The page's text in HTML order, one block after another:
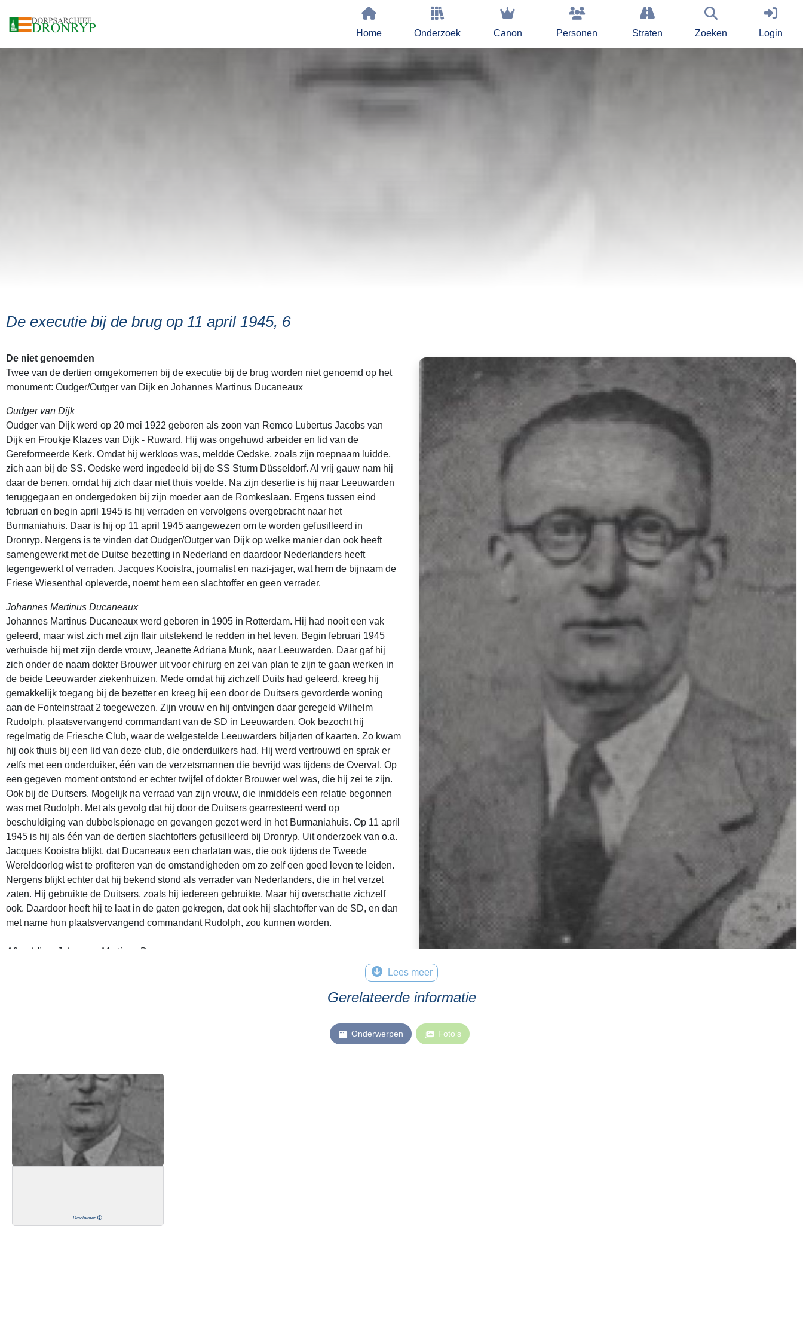
Home Onderzoek Canon Personen Straten Zoeken Login
De executie bij de brug op 11 april 1945, 6
© Foto voorblad: Wurkgroep Histoarysk Dronryp, gepubliceerd onder de licentie/disclaimer: Eigendom Wurkgroep Histoarysk Dronryp
De niet genoemden
Twee van de dertien omgekomenen bij de executie bij de brug worden niet genoemd op het
monument: Oudger/Outger van Dijk en Johannes Martinus Ducaneaux
Oudger van Dijk
Oudger van Dijk werd op 20 mei 1922 geboren als zoon van Remco Lubertus Jacobs van
Dijk en Froukje Klazes van Dijk - Ruward. Hij was ongehuwd arbeider en lid van de
Gereformeerde Kerk. Omdat hij werkloos was, meldde Oedske, zoals zijn roepnaam luidde,
zich aan bij de SS. Oedske werd ingedeeld bij de SS Sturm Düsseldorf. Al vrij gauw nam hij
daar de benen, omdat hij zich daar niet thuis voelde. Na zijn desertie is hij naar Leeuwarden
teruggegaan en ondergedoken bij zijn moeder aan de Romkeslaan. Ergens tussen eind
februari en begin april 1945 is hij verraden en vervolgens overgebracht naar het
Burmaniahuis. Daar is hij op 11 april 1945 aangewezen om te worden gefusilleerd in
Dronryp. Nergens is te vinden dat Oudger/Outger van Dijk op welke manier dan ook heeft
samengewerkt met de Duitse bezetting in Nederland en daardoor Nederlanders heeft
tegengewerkt of verraden. Jacques Kooistra, journalist en nazi-jager, wat hem de bijnaam de
Friese Wiesenthal opleverde, noemt hem een slachtoffer en geen verrader.
Johannes Martinus Ducaneaux
Johannes Martinus Ducaneaux werd geboren in 1905 in Rotterdam. Hij had nooit een vak
geleerd, maar wist zich met zijn flair uitstekend te redden in het leven. Begin februari 1945
verhuisde hij met zijn derde vrouw, Jeanette Adriana Munk, naar Leeuwarden. Daar gaf hij
zich onder de naam dokter Brouwer uit voor chirurg en zei van plan te zijn te gaan werken in
de beide Leeuwarder ziekenhuizen. Mede omdat hij zichzelf Duits had geleerd, kreeg hij
gemakkelijk toegang bij de bezetter en kreeg hij een door de Duitsers gevorderde woning
aan de Fonteinstraat 2 toegewezen. Zijn vrouw en hij ontvingen daar geregeld Wilhelm
Rudolph, plaatsvervangend commandant van de SD in Leeuwarden. Ook bezocht hij
regelmatig de Friesche Club, waar de welgestelde Leeuwarders biljarten of kaarten. Zo kwam
hij ook thuis bij een lid van deze club, die onderduikers had. Hij werd vertrouwd en sprak er
zelfs met een onderduiker, één van de verzetsmannen die bevrijd was tijdens de Overval. Op
een gegeven moment ontstond er echter twijfel of dokter Brouwer wel was, die hij zei te zijn.
Ook bij de Duitsers. Mogelijk na verraad van zijn vrouw, die inmiddels een relatie begonnen
was met Rudolph. Met als gevolg dat hij door de Duitsers gearresteerd werd op
beschuldiging van dubbelspionage en gevangen gezet werd in het Burmaniahuis. Op 11 april
1945 is hij als één van de dertien slachtoffers gefusilleerd bij Dronryp. Uit onderzoek van o.a.
Jacques Kooistra blijkt, dat Ducaneaux een charlatan was, die ook tijdens de Tweede
Wereldoorlog wist te profiteren van de omstandigheden om zo zelf een goed leven te leiden.
Nergens blijkt echter dat hij bekend stond als verrader van Nederlanders, die in het verzet
zaten. Hij gebruikte de Duitsers, zoals hij iedereen gebruikte. Maar hij overschatte zichzelf
ook. Daardoor heeft hij te laat in de gaten gekregen, dat ook hij slachtoffer van de SD, en dan
met name hun plaatsvervangend commandant Rudolph, zou kunnen worden.
Afbeelding: Johannes Martinus Ducaneaux.
Lees meer
Gerelateerde informatie
Onderwerpen Foto’s
Disclaimer